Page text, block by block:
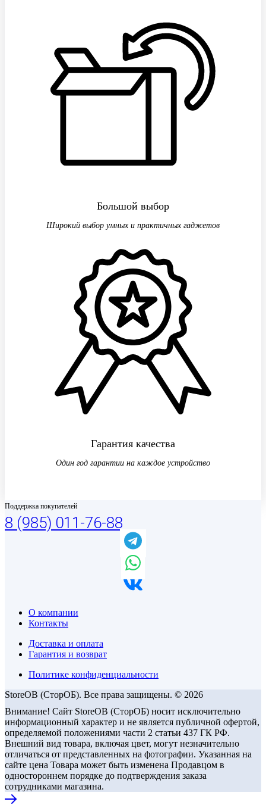
Большой выбор
Широкий выбор умных и практичных гаджетов
Гарантия качества
Один год гарантии на каждое устройство
Поддержка покупателей
8 (985) 011-76-88
О компании
Контакты
Доставка и оплата
Гарантия и возврат
Политике конфиденциальности
StoreOB (CторОБ). Все права защищены. © 2026
Внимание! Сайт StoreOB (СторОБ) носит исключительно
информационный характер и не является публичной офертой,
определяемой положениями части 2 статьи 437 ГК РФ.
Внешний вид товара, включая цвет, могут незначительно
отличаться от представленных на фотографии. Указанная на
сайте цена Товара может быть изменена Продавцом в
одностороннем порядке до подтверждения заказа
сотрудниками магазина.